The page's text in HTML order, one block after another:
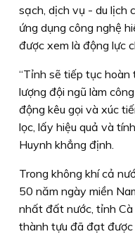
sạch, dịch vụ - du lịch
ứng dụng công nghệ
được xem là động lực
“Tỉnh sẽ tiếp tục
lượng đội ngũ làm
động kêu gọi và xúc
lọc, lấy hiệu quả và
Huynh khẳng định.
Trong không khí cả
50 năm ngày miền
nhất đất nước, tỉnh
thành tựu đã đạt